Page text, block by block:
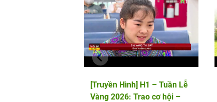
[Truyền Hình] H1 – Tuần Lễ
Vàng 2026: Trao cơ hội –